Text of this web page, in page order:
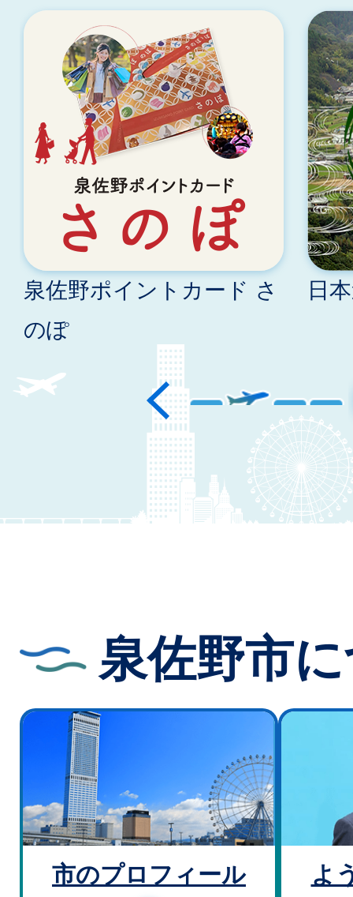
3
の
イ
ド
泉佐野ポイントカード さ
のぽ
4
枚
目
の
ス
ラ
イ
ド
日
泉佐野市
市のプロフィール よ